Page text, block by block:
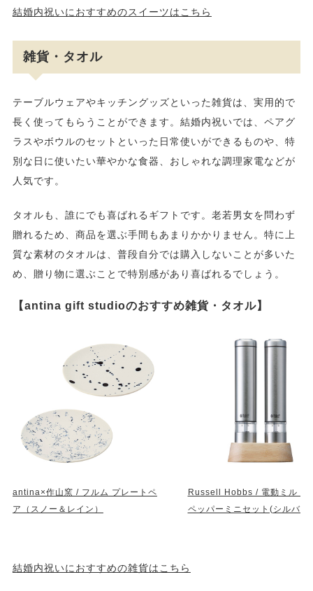
結婚内祝いにおすすめのスイーツはこちら
雑貨・タオル
テーブルウェアやキッチングッズといった雑貨は、実用的で
長く使ってもらうことができます。結婚内祝いでは、ペアグ
ラスやボウルのセットといった日常使いができるものや、特
別な日に使いたい華やかな食器、おしゃれな調理家電などが
人気です。
タオルも、誰にでも喜ばれるギフトです。老若男女を問わず
贈れるため、商品を選ぶ手間もあまりかかりません。特に上
質な素材のタオルは、普段自分では購入しないことが多いた
め、贈り物に選ぶことで特別感があり喜ばれるでしょう。
【antina gift studioのおすすめ雑貨・タオル】
antina×作山窯 / フルム プレートペ
ア（スノー＆レイン）
Russell Hobbs / 電動ミル ソ
ペッパーミニセット(シルバー)
結婚内祝いにおすすめの雑貨はこちら